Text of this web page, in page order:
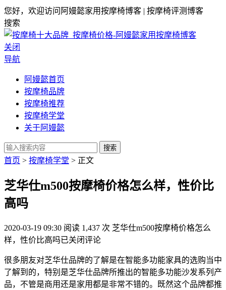
您好，欢迎访问阿嫚懿家用按摩椅博客 | 按摩椅评测博客
搜索
关闭
导航
阿嫚懿首页
按摩椅品牌
按摩椅推荐
按摩椅学堂
关于阿嫚懿
搜索
首页 > 按摩椅学堂 > 正文
芝华仕m500按摩椅价格怎么样，性价比
高吗
2020-03-19 09:30 阅读 1,437 次 芝华仕m500按摩椅价格怎么
样，性价比高吗已关闭评论
很多朋友对芝华仕品牌的了解是在智能多功能家具的选购当中
了解到的，特别是芝华仕品牌所推出的智能多功能沙发系列产
品，不管是商用还是家用都是非常不错的。既然这个品牌都推